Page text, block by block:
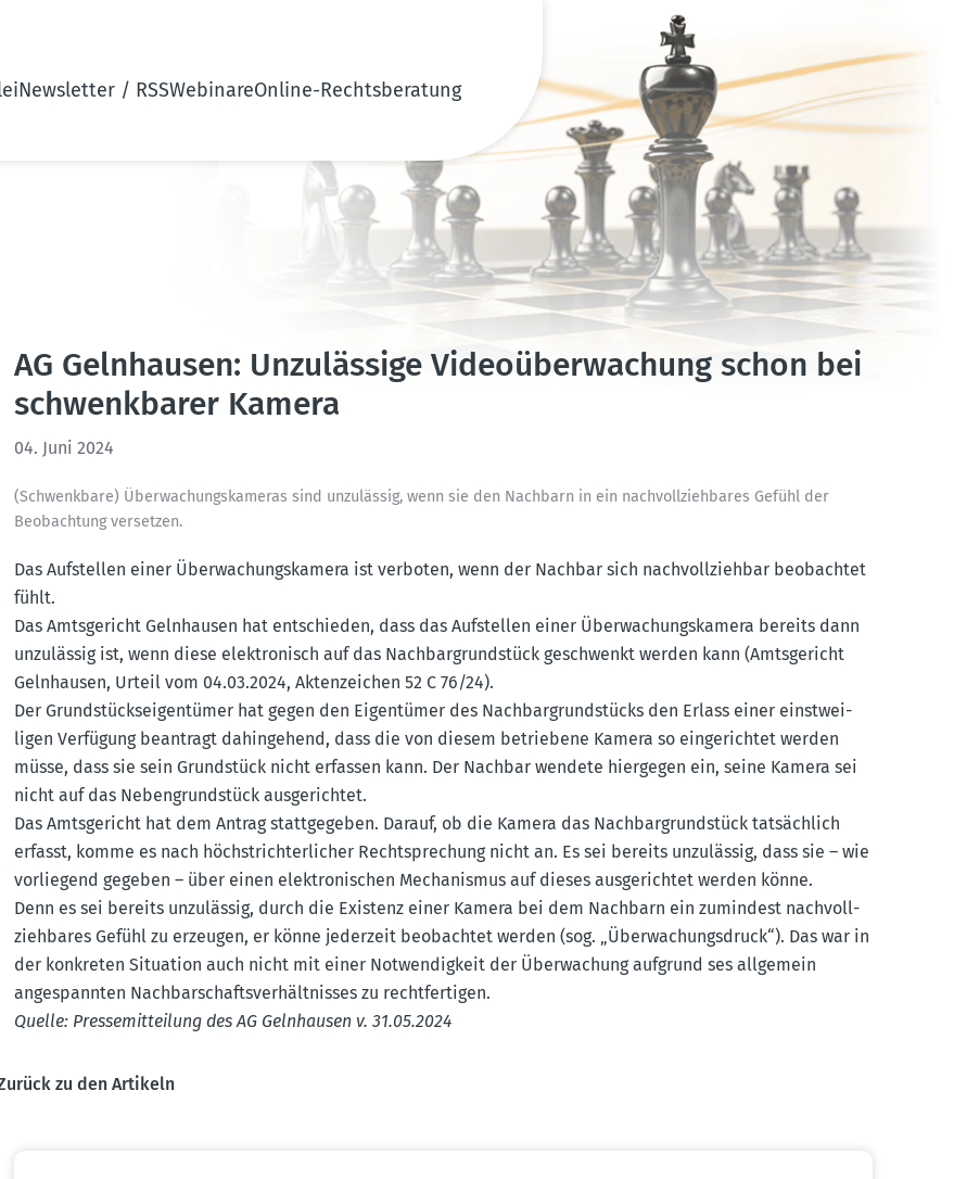
Newsletter / RSSWebinareOnline-Rechtsberatung
AG Gelnhausen: Unzulässige Video­über­wa­chung schon bei
schwenk­barer Kamera
04. Juni 2024
(Schwenkbare) Überwa­chungs­ka­meras sind unzulässig, wenn sie den Nachbarn in ein nachvoll­zieh­bares Gefühl der
Beobachtung versetzen.
Das Aufstellen einer Überwa­chungs­kamera ist verboten, wenn der Nachbar sich nachvoll­ziehbar beobachtet
fühlt.
Das Amtsge­richt Gelnhausen hat entschieden, dass das Aufstellen einer Überwa­chungs­kamera bereits dann
unzulässig ist, wenn diese elektro­nisch auf das Nachbar­grund­stück geschwenkt werden kann (Amtsge­richt
Gelnhausen, Urteil vom 04.03.2024, Akten­zeichen 52 C 76/24).
Der Grund­stücks­ei­gen­tümer hat gegen den Eigen­tümer des Nachbar­grund­stücks den Erlass einer einst­wei­
ligen Verfügung beantragt dahin­gehend, dass die von diesem betriebene Kamera so einge­richtet werden
müsse, dass sie sein Grund­stück nicht erfassen kann. Der Nachbar wendete hiergegen ein, seine Kamera sei
nicht auf das Neben­grund­stück ausge­richtet.
Das Amtsge­richt hat dem Antrag statt­ge­geben. Darauf, ob die Kamera das Nachbar­grund­stück tatsächlich
erfasst, komme es nach höchst­rich­ter­licher Recht­spre­chung nicht an. Es sei bereits unzulässig, dass sie – wie
vorliegend gegeben – über einen elektro­ni­schen Mecha­nismus auf dieses ausge­richtet werden könne.
Denn es sei bereits unzulässig, durch die Existenz einer Kamera bei dem Nachbarn ein zumindest nachvoll­
zieh­bares Gefühl zu erzeugen, er könne jederzeit beobachtet werden (sog. „Überwa­chungs­druck“). Das war in
der konkreten Situation auch nicht mit einer Notwen­digkeit der Überwa­chung aufgrund ses allgemein
angespannten Nachbar­schafts­ver­hält­nisses zu recht­fer­tigen.
Quelle: Presse­mit­teilung des AG Gelnhausen v. 31.05.2024
zu den Artikeln